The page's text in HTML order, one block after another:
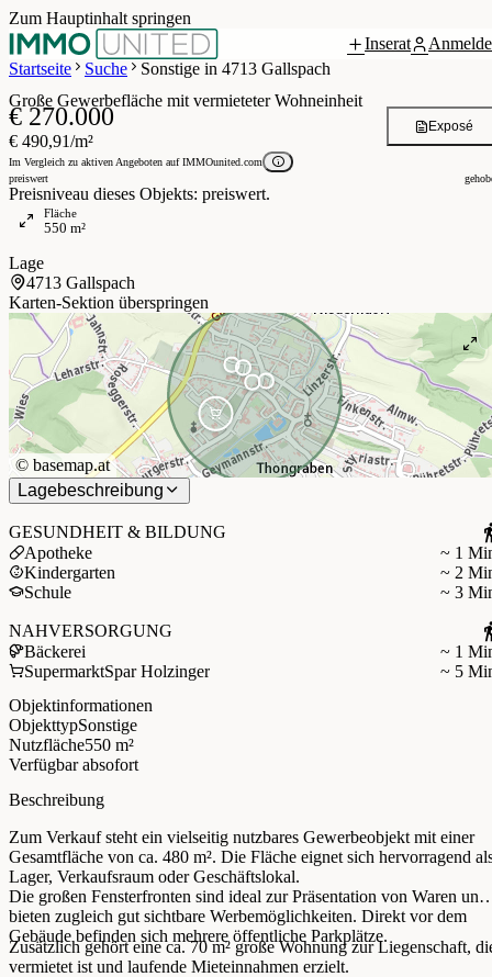
Zum Hauptinhalt springen
Inserat
Startseite
Suche Sonstige in 4713 Gallspach
/ 17
Große Gewerbefläche mit vermieteter Wohneinheit
€ 270.000
€ 490,91/m²
Im Vergleich zu aktiven Angeboten auf IMMOunited.com
preiswert
Preisniveau dieses Objekts: preiswert.
Exposé
Fläche
550 m²
Lage
4713 Gallspach
Karten-Sektion überspringen
© basemap.at
Lagebeschreibung
GESUNDHEIT & BILDUNG
Apotheke
~ 1
Kindergarten
~ 2
Schule
~ 3
NAHVERSORGUNG
Bäckerei
~ 1
SupermarktSpar Holzinger
~ 5
Objektinformationen
ObjekttypSonstige
Nutzfläche550 m²
Verfügbar absofort
Beschreibung
Zum Verkauf steht ein vielseitig nutzbares Gewerbeobjekt mit einer
Gesamtfläche von ca. 480 m². Die Fläche eignet sich hervorragend
Lager, Verkaufsraum oder Geschäftslokal.
Die großen Fensterfronten sind ideal zur Präsentation von Waren und
bieten zugleich gut sichtbare Werbemöglichkeiten. Direkt vor dem
Gebäude befinden sich mehrere öffentliche Parkplätze.
Zusätzlich gehört eine ca. 70 m² große Wohnung zur Liegenschaft,
vermietet ist und laufende Mieteinnahmen erzielt.